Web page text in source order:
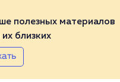
полезных материалов
близких